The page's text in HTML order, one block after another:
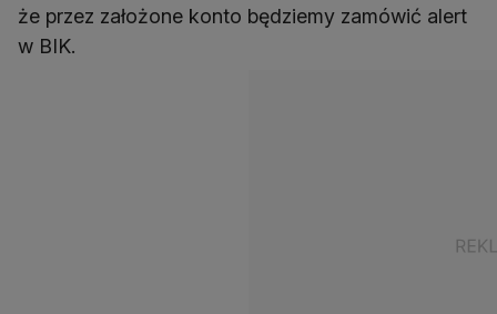
że przez założone konto będziemy zamówić alert
w BIK.